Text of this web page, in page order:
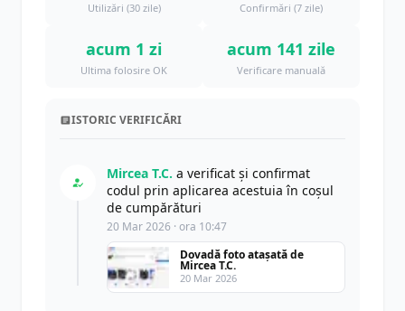
Utilizări (30 zile) Confirmări (7 zile)
acum 1 zi
Ultima folosire OK
acum 141 zile
Verificare manuală
ISTORIC VERIFICĂRI
Mircea T.C. a verificat și confirmat
codul prin aplicarea acestuia în coșul
de cumpărături
20 Mar 2026 · ora 10:47
Dovadă foto atașată de
Mircea T.C.
20 Mar 2026